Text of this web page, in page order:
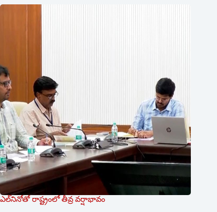
ఎల్‌నినోతో రాష్ట్రంలో తీవ్ర వర్షాభావం